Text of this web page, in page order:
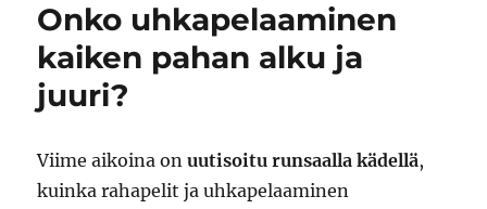
Onko uhkapelaaminen
kaiken pahan alku ja
juuri?
Viime aikoina onuutisoitu runsaalla kädellä,
kuinka rahapelit ja uhkapelaaminen